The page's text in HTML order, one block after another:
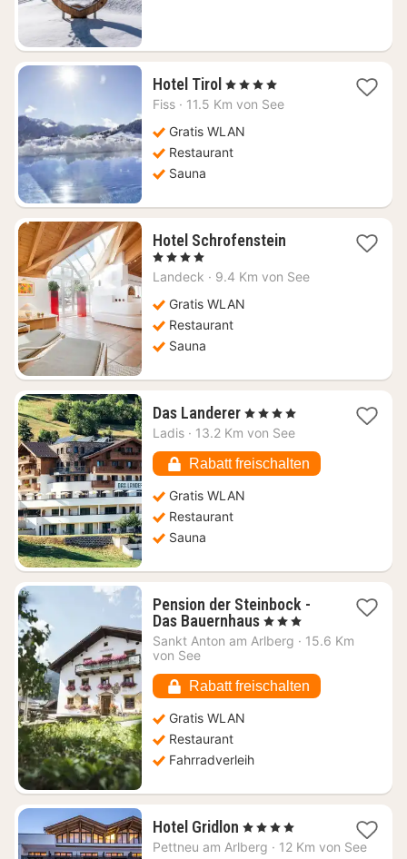
Hotel Tirol 1
Nacht
226,20
€
, 4 Sterne
Fiss · 11.5 Km von See
Gratis WLAN
Restaurant
Sauna
Hotel Schrofenstein1
ab
, 4 Sterne
Landeck · 9.4 Km von See
Gratis WLAN
Restaurant
Sauna
Das Landerer1
Nacht
190
€
, 4 Sterne
Ladis · 13.2 Km von See
Rabatt freischalten
Gratis WLAN
Restaurant
Sauna
Pension der Steinbock -
Das Bauernhaus1
Nacht
€
, 3 Sterne
Sankt Anton am Arlberg · 15.6 Km
von See
Rabatt freischalten
Gratis WLAN
Restaurant
Fahrradverleih
Hotel Gridlon 1
Nacht
, 4 Sterne
Pettneu am Arlberg · 12 Km von See